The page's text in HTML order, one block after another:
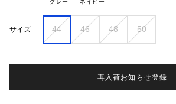
サイズ 44 46 48 50
再入荷お知らせ登録